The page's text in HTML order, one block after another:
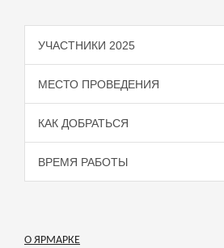
УЧАСТНИКИ 2025
МЕСТО ПРОВЕДЕНИЯ
КАК ДОБРАТЬСЯ
ВРЕМЯ РАБОТЫ
О ЯРМАРКЕ